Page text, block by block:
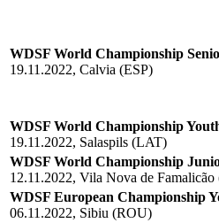
WDSF World Championship
19.11.2022, Calvia (ESP)
WDSF World Championship
19.11.2022, Salaspils (LAT)
WDSF World Championship
12.11.2022, Vila Nova de Famalicão
WDSF European Championship
06.11.2022, Sibiu (ROU)